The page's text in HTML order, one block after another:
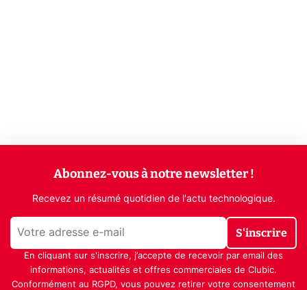
Abonnez-vous à notre newsletter !
Recevez un résumé quotidien de l'actu technologique.
S'inscrire
En cliquant sur s'inscrire, j’accepte de recevoir par email des
informations, actualités et offres commerciales de Clubic.
Conformément au RGPD, vous pouvez retirer votre consentement